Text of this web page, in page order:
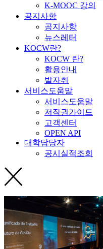
K-MOOC 강의
공지사항
공지사항
뉴스레터
KOCW란?
KOCW 란?
활용안내
발자취
서비스도움말
서비스도움말
저작권가이드
고객센터
OPEN API
대학담당자
공시실적조회